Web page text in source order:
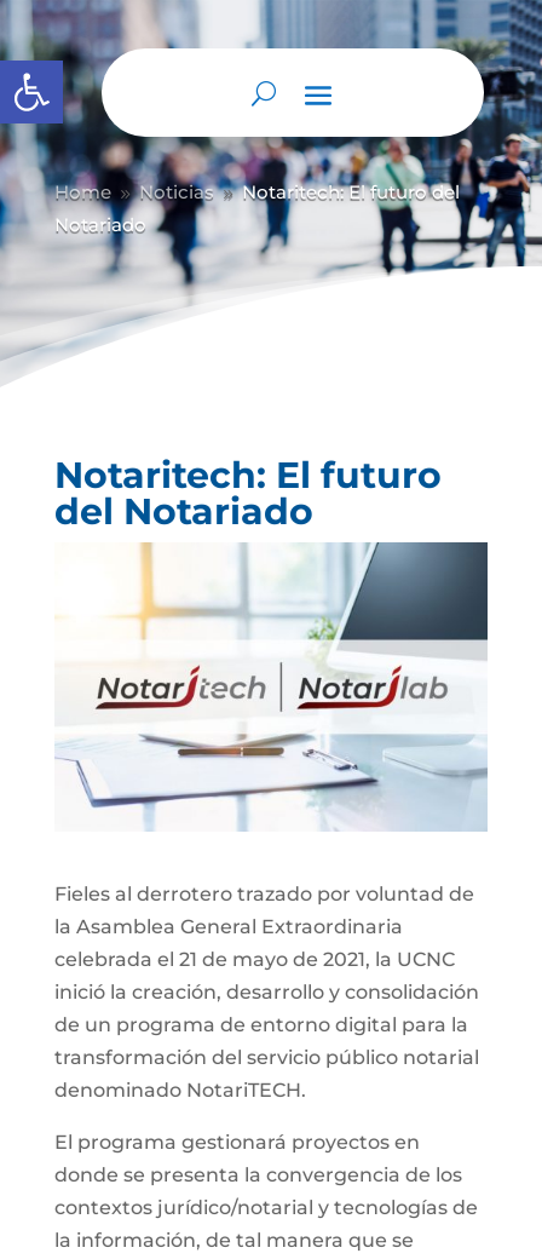
Abrir barra de herramientas
Home 9 Noticias 9 Notaritech: El futuro del
Notariado
Notaritech: El futuro
del Notariado
Fieles al derrotero trazado por voluntad de
la Asamblea General Extraordinaria
celebrada el 21 de mayo de 2021, la UCNC
inició la creación, desarrollo y consolidación
de un programa de entorno digital para la
transformación del servicio público notarial
denominado NotariTECH.
El programa gestionará proyectos en
donde se presenta la convergencia de los
contextos jurídico/notarial y tecnologías de
la información, de tal manera que se